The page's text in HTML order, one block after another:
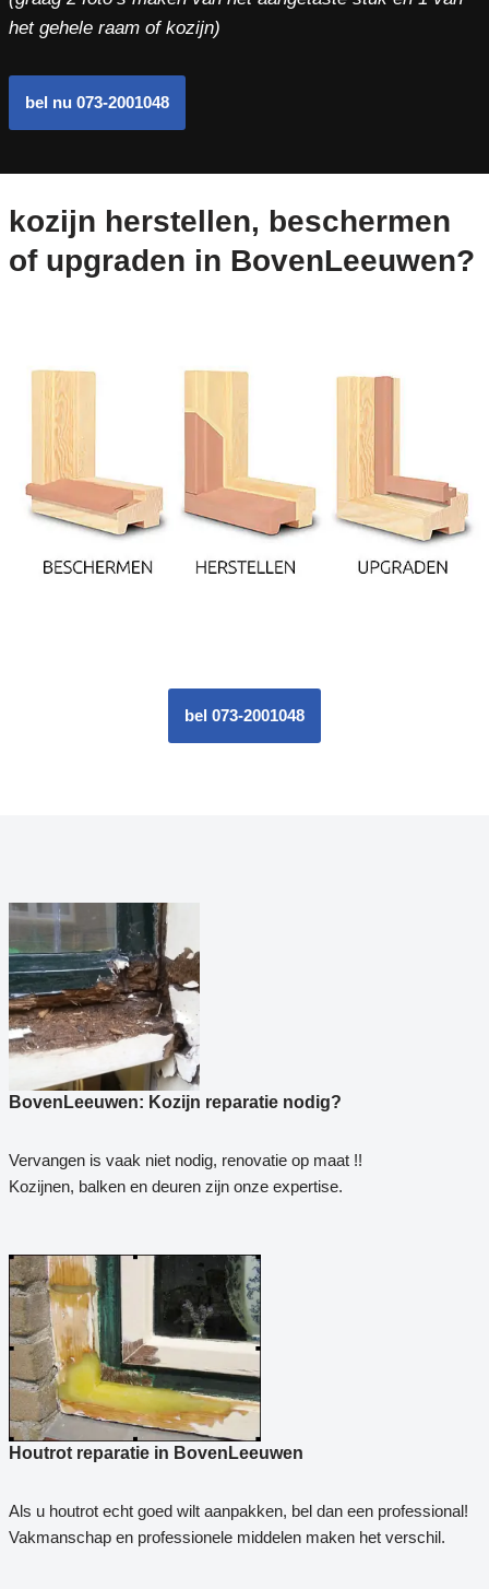
het gehele raam of kozijn)
bel nu 073-2001048
kozijn herstellen, beschermen
of upgraden in BovenLeeuwen?
bel 073-2001048
BovenLeeuwen: Kozijn reparatie nodig?
Vervangen is vaak niet nodig, renovatie op maat !!
Kozijnen, balken en deuren zijn onze expertise.
Houtrot reparatie in BovenLeeuwen
Als u houtrot echt goed wilt aanpakken, bel dan een professional!
Vakmanschap en professionele middelen maken het verschil.